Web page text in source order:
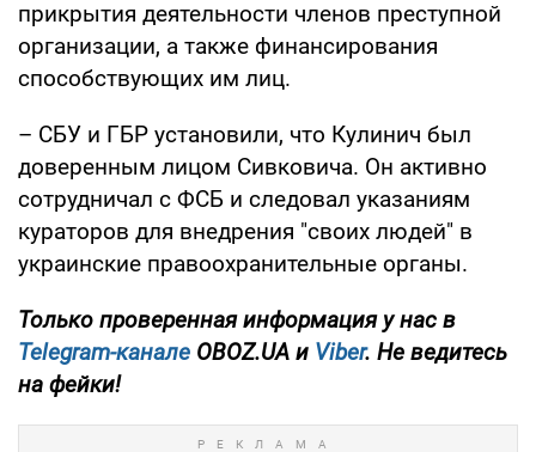
прикрытия деятельности членов преступной
организации, а также финансирования
способствующих им лиц.
– СБУ и ГБР установили, что Кулинич был
доверенным лицом Сивковича. Он активно
сотрудничал с ФСБ и следовал указаниям
кураторов для внедрения "своих людей" в
украинские правоохранительные органы.
Только проверенная информация у нас в
Telegram-канале OBOZ.UA и Viber. Не ведитесь
на фейки!